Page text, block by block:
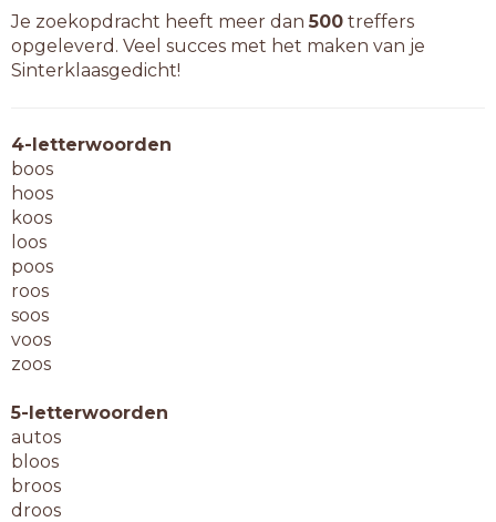
Je zoekopdracht heeft meer dan500 treffers
opgeleverd. Veel succes met het maken van je
Sinterklaasgedicht!
4-letterwoorden
boos
hoos
koos
loos
poos
roos
soos
voos
zoos
5-letterwoorden
autos
bloos
broos
droos